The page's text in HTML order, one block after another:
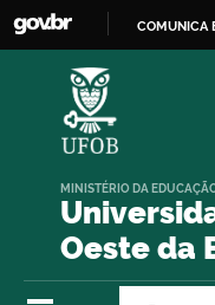
COMUNICA
Oeste da
MINISTÉRIO DA